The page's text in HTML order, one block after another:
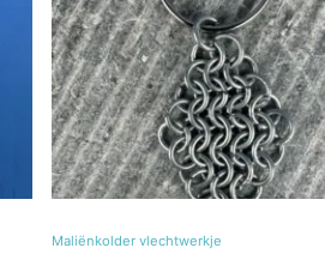
Maliënkolder vlechtwerkje